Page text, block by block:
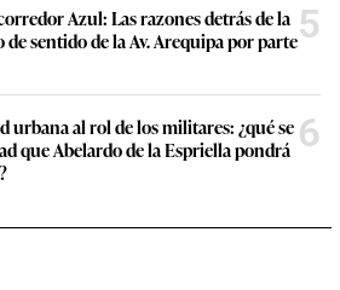
Azul: Las razones detrás de la
sentido de la Av. Arequipa por parte5
urbana al rol de los militares: ¿qué se
que Abelardo de la Espriella pondrá 6